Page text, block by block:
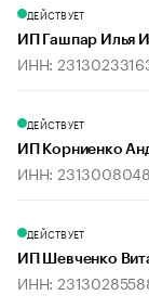
ДЕЙСТВУЕТ
ИП Гашпар Илья
ИНН:
ДЕЙСТВУЕТ
ИП Корниенко
ИНН:
ДЕЙСТВУЕТ
ИП Шевченко
ИНН: